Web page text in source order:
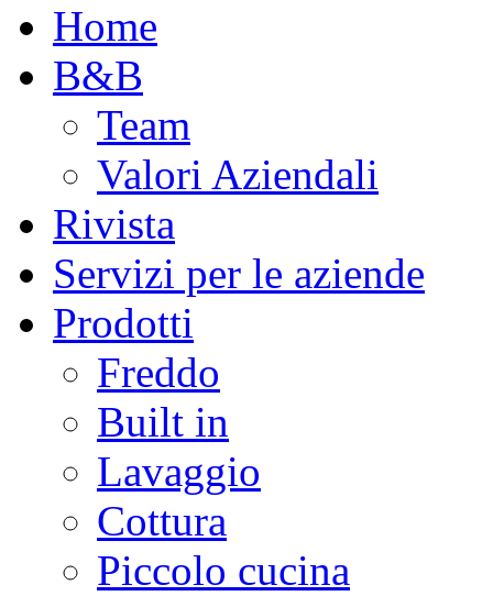
Home
B&B
Team
Valori Aziendali
Rivista
Servizi per le aziende
Prodotti
Freddo
Built in
Lavaggio
Cottura
Piccolo cucina